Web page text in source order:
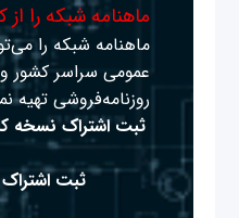
ماهنامه شبکه را
ماهنامه شبکه را
عمومی سراسر کشور و
روزنامه‌فروشی تهیه
ثبت اشتراک نسخه
ثبت